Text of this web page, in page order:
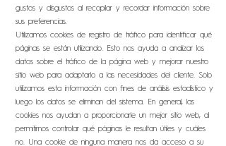
gustos y disgustos al recopilar y recordar información sobre
sus preferencias.
Utilizamos cookies de registro de tráfico para identificar qué
páginas se están utilizando. Esto nos ayuda a analizar los
datos sobre el tráfico de la página web y mejorar nuestro
sitio web para adaptarlo a las necesidades del cliente. Solo
utilizamos esta información con fines de análisis estadístico y
luego los datos se eliminan del sistema. En general, las
cookies nos ayudan a proporcionarle un mejor sitio web, al
permitirnos controlar qué páginas le resultan útiles y cuáles
no. Una cookie de ninguna manera nos da acceso a su